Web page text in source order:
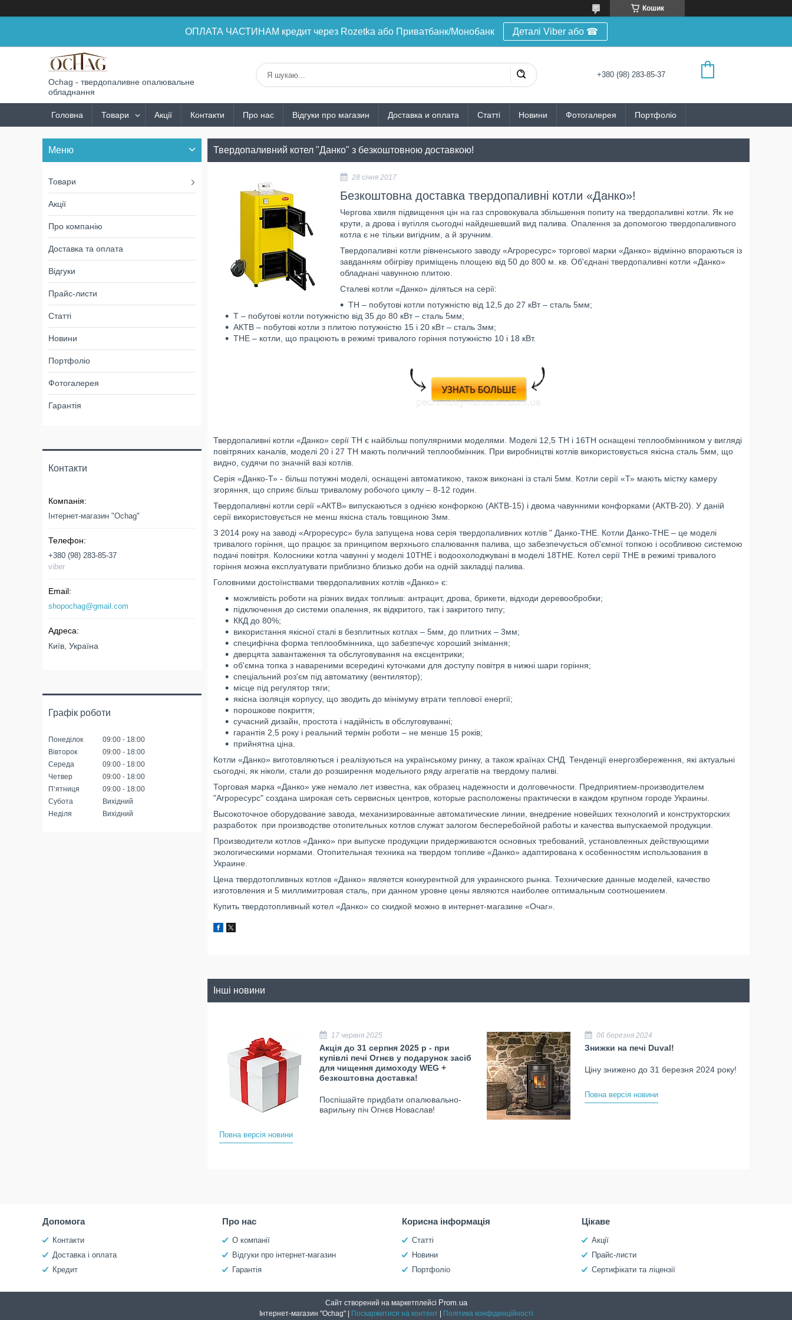
Кошик
ОПЛАТА ЧАСТИНАМ кредит через Rozetka або Приватбанк/Монобанк Деталі Viber або ☎
Ochag - твердопаливне опалювальне
обладнання
+380 (98) 283-85-37
Головна Товари Акції Контакти Про нас Відгуки про магазин Доставка и оплата Статті Новини Фотогалерея Портфоліо
Твердопаливний котел "Данко" з безкоштовною доставкою!
28 січня 2017
Безкоштовна доставка твердопаливні котли «Данко»!
Чергова хвиля підвищення цін на газ спровокувала збільшення попиту на твердопаливні котли. Як не
крути, а дрова і вугілля сьогодні найдешевший вид палива. Опалення за допомогою твердопаливного
котла є не тільки вигідним, а й зручним.
Твердопаливні котли рівненського заводу «Агроресурс» торгової марки «Данко» відмінно впораються із
завданням обігріву приміщень площею від 50 до 800 м. кв. Об'єднані твердопаливні котли «Данко»
обладнані чавунною плитою.
Сталеві котли «Данко» діляться на серії:
ТН – побутові котли потужністю від 12,5 до 27 кВт – сталь 5мм;
Т – побутові котли потужністю від 35 до 80 кВт – сталь 5мм;
АКТВ – побутові котли з плитою потужністю 15 і 20 кВт – сталь 3мм;
ТНЕ – котли, що працюють в режимі тривалого горіння потужністю 10 і 18 кВт.
Твердопаливні котли «Данко» серії ТН є найбільш популярними моделями. Моделі 12,5 ТН і 16ТН оснащені теплообмінником у вигляді
повітряних каналів, моделі 20 і 27 ТН мають поличний теплообмінник. При виробництві котлів використовується якісна сталь 5мм, що
видно, судячи по значній вазі котлів.
Серія «Данко-Т» - більш потужні моделі, оснащені автоматикою, також виконані із сталі 5мм. Котли серії «Т» мають містку камеру
згоряння, що сприяє більш тривалому робочого циклу – 8-12 годин.
Твердопаливні котли серії «АКТВ» випускаються з однією конфоркою (АКТВ-15) і двома чавунними конфорками (АКТВ-20). У даній
серії використовується не менш якісна сталь товщиною 3мм.
З 2014 року на заводі «Агроресурс» була запущена нова серія твердопаливних котлів " Данко-ТНЕ. Котли Данко-ТНЕ – це моделі
тривалого горіння, що працює за принципом верхнього спалювання палива, що забезпечується об'ємної топкою і особливою системою
подачі повітря. Колосники котла чавунні у моделі 10ТНЕ і водоохолоджувані в моделі 18ТНЕ. Котел серії ТНЕ в режимі тривалого
горіння можна експлуатувати приблизно близько доби на одній закладці палива.
Головними достоїнствами твердопаливних котлів «Данко» є:
можливість роботи на різних видах топлиыв: антрацит, дрова, брикети, відходи деревообробки;
підключення до системи опалення, як відкритого, так і закритого типу;
ККД до 80%;
використання якісної сталі в безплитных котлах – 5мм, до плитних – 3мм;
специфічна форма теплообмінника, що забезпечує хороший знімання;
дверцята завантаження та обслуговування на ексцентрики;
об'ємна топка з навареними всередині куточками для доступу повітря в нижні шари горіння;
спеціальний роз'єм під автоматику (вентилятор);
місце під регулятор тяги;
якісна ізоляція корпусу, що зводить до мінімуму втрати теплової енергії;
порошкове покриття;
сучасний дизайн, простота і надійність в обслуговуванні;
гарантія 2,5 року і реальний термін роботи – не менше 15 років;
прийнятна ціна.
Котли «Данко» виготовляються і реалізуються на українському ринку, а також країнах СНД. Тенденції енергозбереження, які актуальні
сьогодні, як ніколи, стали до розширення модельного ряду агрегатів на твердому паливі.
Торговая марка «Данко» уже немало лет известна, как образец надежности и долговечности. Предприятием-производителем
"Агроресурс" создана широкая сеть сервисных центров, которые расположены практически в каждом крупном городе Украины.
Высокоточное оборудование завода, механизированные автоматические линии, внедрение новейших технологий и конструкторских
разработок при производстве отопительных котлов служат залогом бесперебойной работы и качества выпускаемой продукции.
Производители котлов «Данко» при выпуске продукции придерживаются основных требований, установленных действующими
экологическими нормами. Отопительная техника на твердом топливе «Данко» адаптирована к особенностям использования в
Украине.
Цена твердотопливных котлов «Данко» является конкурентной для украинского рынка. Технические данные моделей, качество
изготовления и 5 миллимитровая сталь, при данном уровне цены являются наиболее оптимальным соотношением.
Купить твердотопливный котел «Данко» со скидкой можно в интернет-магазине «Очаг».
Інші новини
17 червня 2025
Акція до 31 серпня 2025 р - при
купівлі печі Огнєв у подарунок засіб
для чищення димоходу WEG +
безкоштовна доставка!
Поспішайте придбати опалювально-
варильну піч Огнєв Новаслав!
Повна версія новини
06 березня 2024
Знижки на печі Duval!
Ціну знижено до 31 березня 2024 року!
Повна версія новини
Товари
Акції
Про компанію
Доставка та оплата
Відгуки
Прайс-листи
Статті
Новини
Портфоліо
Фотогалерея
Гарантія
Контакти
Інтернет-магазин "Ochag"
+380 (98) 283-85-37
viber
shopochag@gmail.com
Київ, Україна
Графік роботи
Понеділок 09:00
18:00
Вівторок
09:00
18:00
Середа
09:00
18:00
Четвер
09:00
18:00
Пʼятниця
09:00
18:00
Субота
Вихідний
Неділя
Вихідний
Допомога
Контакти
Доставка і оплата
Кредит
Про нас
О компанії
Відгуки про інтернет-магазин
Гарантія
Корисна інформація
Статті
Новини
Портфоліо
Цікаве
Акції
Прайс-листи
Сертифікати та ліцензії
Сайт створений на маркетплейсі Prom.ua
Інтернет-магазин "Ochag" | Поскаржитися на контент | Політика конфіденційності